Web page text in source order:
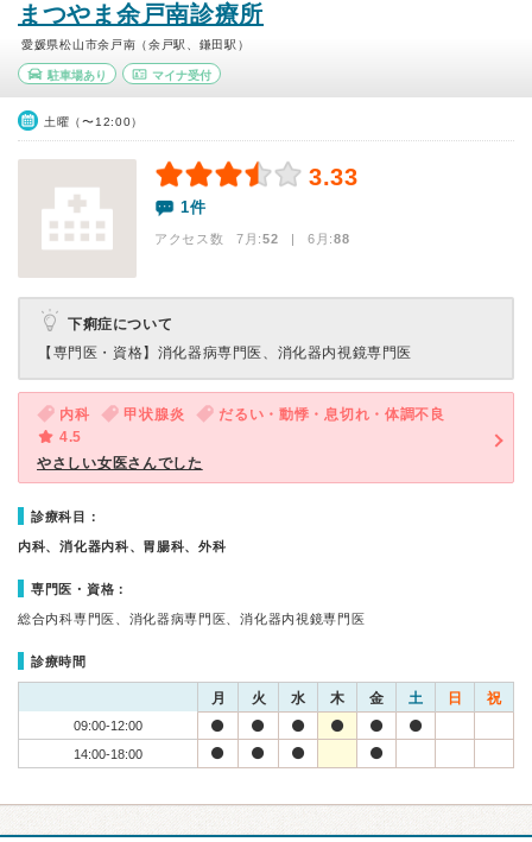
まつやま余戸南診療所
愛媛県松山市余戸南（余戸駅、鎌田駅）
駐車場あり マイナ受付
土曜（〜12:00）
3.33
1件
アクセス数 7月:52 | 6月:88
下痢症について
【専門医・資格】 消化器病専門医、消化器内視鏡専門医
内科 甲状腺炎
だるい・動悸・息切れ・体調不良
4.5
やさしい女医さんでした
診療科目：
内科、消化器内科、胃腸科、外科
専門医・資格：
総合内科専門医、消化器病専門医、消化器内視鏡専門医
診療時間
月 火 水 木 金 土 日 祝
09:00-12:00
14:00-18:00